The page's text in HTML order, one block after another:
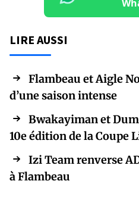
LIRE AUSSI
Flambeau et Aigle
d’une saison intense
Bwakayiman et
10e édition de la Coupe
Izi Team renverse
à Flambeau